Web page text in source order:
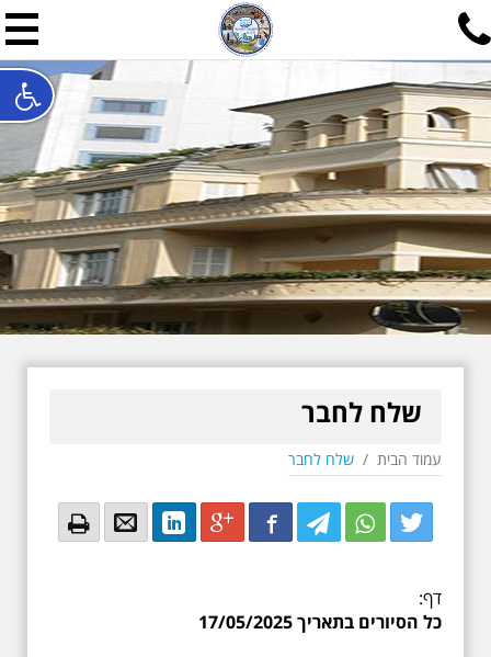
תל אביב שלי
תיור ישראלי בעריכת אילן
האתר המרכזי להיסטוריה של תל אביב ותולדות ארץ ישראל -
חייגו עכשיו:052-7747748
שלחו פנייה:ilan@mytelaviv.co.il
עברית
שלח לחבר
עמוד הבית / שלח לחבר
Twitter
Twitter
Twitter
Facebook
Google+
LinkedIn
Email
Email
דף:
כל הסיורים בתאריך 17/05/2025